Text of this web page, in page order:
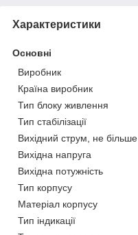
Характеристики
Основні
Виробник
Країна виробник
Тип блоку живлення
Тип стабілізації
Вихідний струм, не більше
Вихідна напруга
Вихідна потужність
Тип корпусу
Матеріал корпусу
Тип індикації